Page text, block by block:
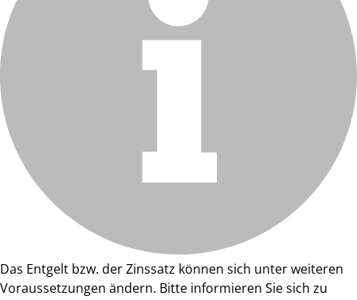
Das Entgelt bzw. der Zinssatz können sich unter weiteren
Voraussetzungen ändern. Bitte informieren Sie sich zu